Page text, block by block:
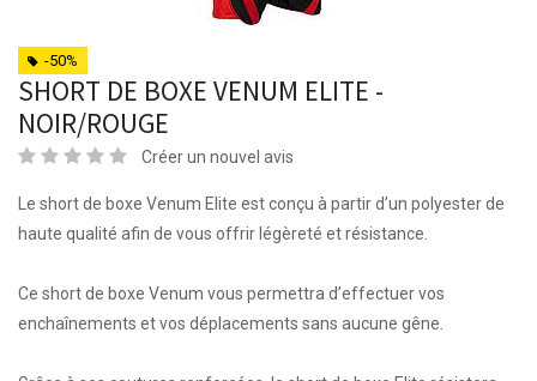
-50%
SHORT DE BOXE VENUM ELITE -
NOIR/ROUGE
Créer un nouvel avis
Le short de boxe Venum Elite est conçu à partir d’un polyester de
haute qualité afin de vous offrir légèreté et résistance.
Ce short de boxe Venum vous permettra d’effectuer vos
enchaînements et vos déplacements sans aucune gêne.